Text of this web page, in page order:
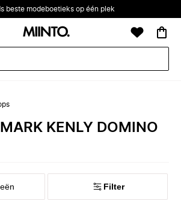
beste modeboetieks op één plek
KENLY DOMINO
Filter